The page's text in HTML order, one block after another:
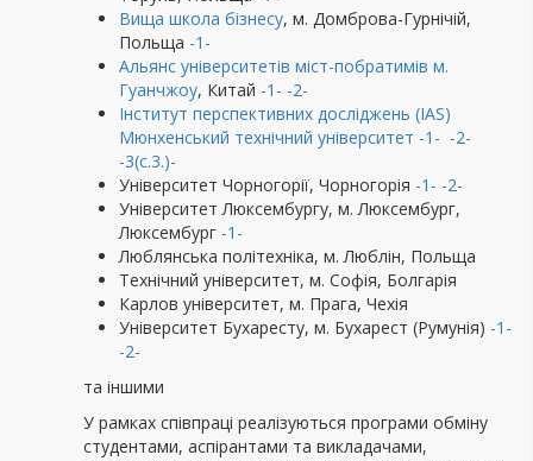
Вища школа бізнесу, м. Домброва-Гурнічій,
Польща -1-
Альянс університетів міст-побратимів м.
Гуанчжоу, Китай -1- -2-
Інститут перспективних досліджень (IAS)
Мюнхенський технічний університет -1- -2-
-3(с.3.)-
Університет Чорногорії, Чорногорія -1- -2-
Університет Люксембургу, м. Люксембург,
Люксембург -1-
Люблянська політехніка, м. Люблін, Польща
Технічний університет, м. Софія, Болгарія
Карлов університет, м. Прага, Чехія
Університет Бухаресту, м. Бухарест (Румунія) -1-
-2-
та іншими
У рамках співпраці реалізуються програми обміну
студентами, аспірантами та викладачами,